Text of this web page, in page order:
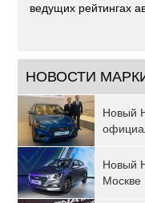
ведущих рейтингах
НОВОСТИ
Новый
Новый
Москве